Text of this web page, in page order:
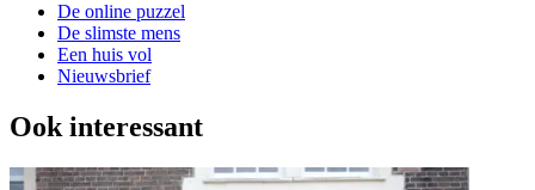
De online puzzel
De slimste mens
Een huis vol
Nieuwsbrief
Ook interessant